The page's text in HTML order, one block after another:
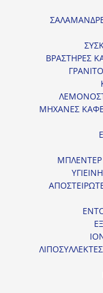
ΒΡΑΣΤΗΡΕΣ
ΜΗΧΑΝΕΣ
ΜΠΛΕΝΤΕΡ